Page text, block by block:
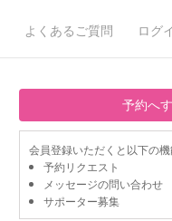
よくあるご質問 ログ
予約へ
会員登録いただくと以下の
予約リクエスト
メッセージの問い合わせ
サポーター募集